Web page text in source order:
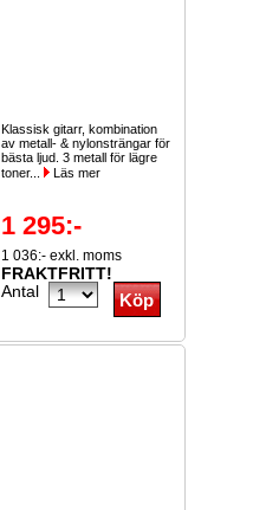
Klassisk gitarr, kombination
av metall- & nylonsträngar för
bästa ljud. 3 metall för lägre
toner...
Läs mer
1 295:-
1 036:- exkl. moms
FRAKTFRITT!
Antal